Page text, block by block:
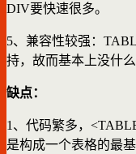
DIV要快速很多。
5、兼容性较强：
持，故而基本上没什么
缺点：
1、代码繁多，
是构成一个表格的最